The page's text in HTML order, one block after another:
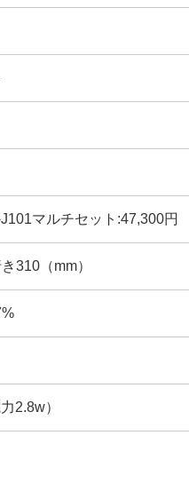
マルチセット:47,300円
310（mm）
2.8w）